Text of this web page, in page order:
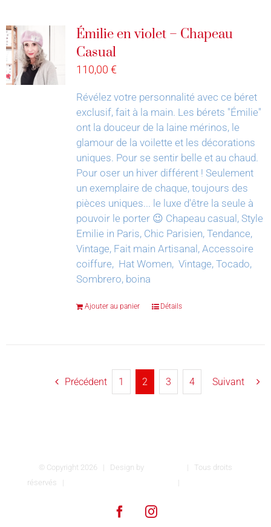
Émilie en violet – Chapeau
Casual
110,00 €
Révélez votre personnalité avec ce béret
exclusif, fait à la main. Les bérets "Émilie"
ont la douceur de la laine mérinos, le
glamour de la voilette et les décorations
uniques. Pour se sentir belle et au chaud.
Pour oser un hiver différent ! Seulement
un exemplaire de chaque, toujours des
pièces uniques... le luxe d'être la seule à
pouvoir le porter 😉 Chapeau casual, Style
Emilie in Paris, Chic Parisien, Tendance,
Vintage, Fait main Artisanal, Accessoire
coiffure, Hat Women, Vintage, Tocado,
Sombrero, boina
Ajouter au panier Détails
Précédent 1 2 3 4 Suivant
© Copyright 2026 | Design by
| Tous droits
réservés |
|
FacebookInstagram